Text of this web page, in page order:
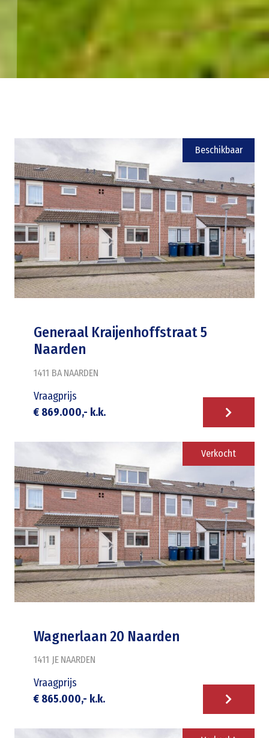
Beschikbaar
Generaal Kraijenhoffstraat 5
Naarden
1411 BA NAARDEN
Vraagprijs
€ 869.000,- k.k.
Verkocht
Wagnerlaan 20 Naarden
1411 JE NAARDEN
Vraagprijs
€ 865.000,- k.k.